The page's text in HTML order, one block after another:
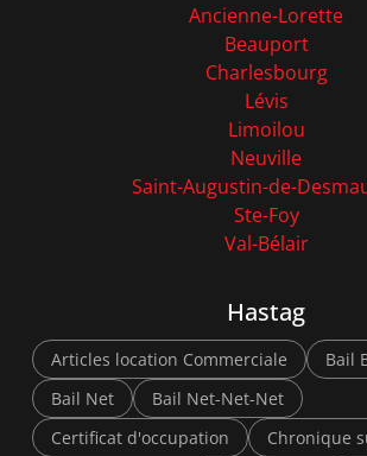
Ancienne-Lorette
Beauport
Charlesbourg
Lévis
Limoilou
Neuville
Saint-Augustin-de-
Ste-Foy
Val-Bélair
Hastag
Articles location Commerciale
Bail
Bail Net
Bail Net-Net-Net
Certificat d'occupation
Chronique